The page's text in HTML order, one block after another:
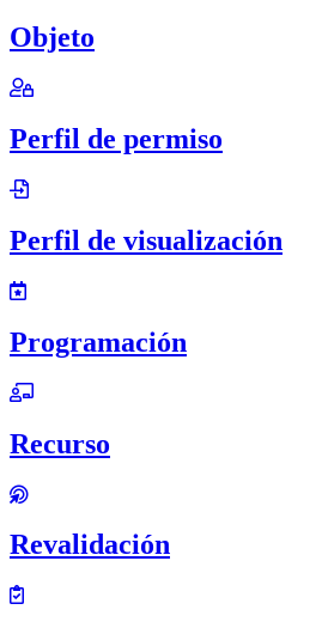
Objeto
Perfil de permiso
Perfil de visualización
Programación
Recurso
Revalidación